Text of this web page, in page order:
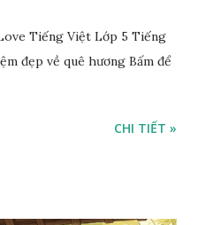
Tiếng Việt Lớp 5 Tiếng
đẹp về quê hương Bấm để
CHI TIẾT »